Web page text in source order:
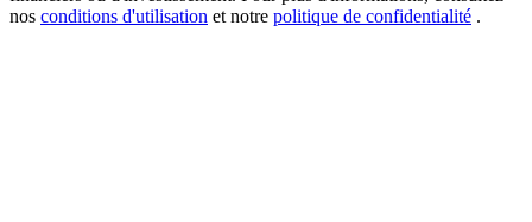
nos conditions d'utilisation et notre politique de confidentialité .